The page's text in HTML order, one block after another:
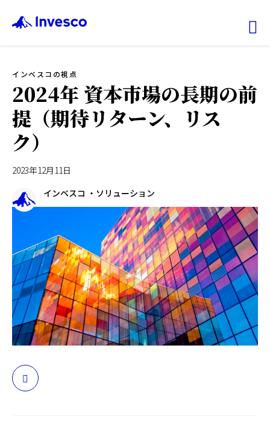
ファンド情報
マーケット情報
投資のヒント
会社情報
機関投資家
日本
インベスコの視点
2024年 資本市場の長期の前
提（期待リターン、リス
ク）
2023年12月11日
インベスコ ・ソリューション